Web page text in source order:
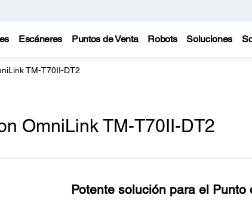
Escáneres Puntos de Venta Robots Soluciones
TM-T70II-DT2
OmniLink TM-T70II-DT2
Potente solución para el Punto